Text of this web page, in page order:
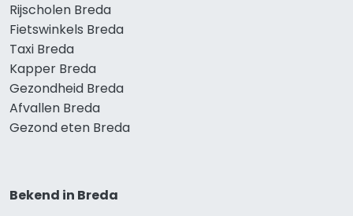
Rijscholen Breda
Fietswinkels Breda
Taxi Breda
Kapper Breda
Gezondheid Breda
Afvallen Breda
Gezond eten Breda
Bekend in Breda